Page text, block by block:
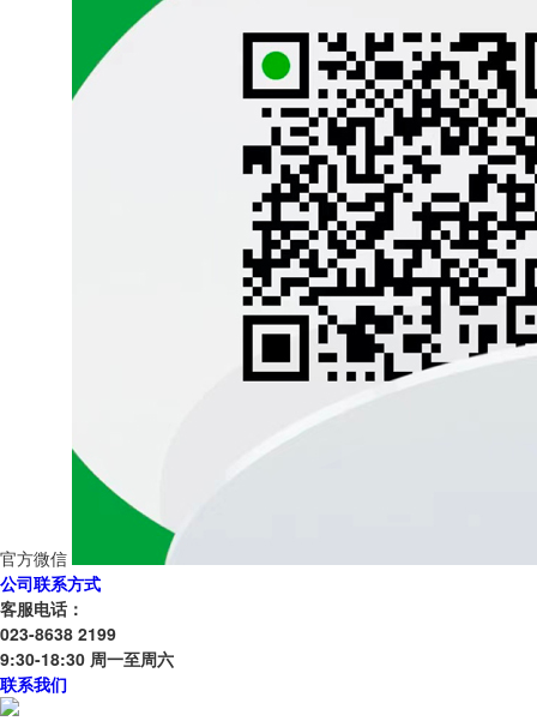
官方微信
公司联系方式
客服电话：
023-8638 2199
9:30-18:30 周一至周六
联系我们